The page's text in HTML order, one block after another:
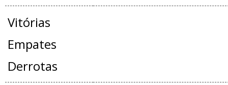
Vitórias
Empates
Derrotas